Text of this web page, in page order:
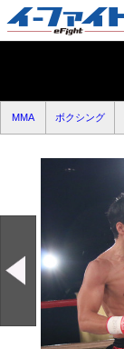
MMA ボクシング